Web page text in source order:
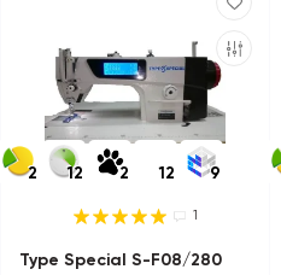
2 12 2 12 9
1
Type Special S-F08/280